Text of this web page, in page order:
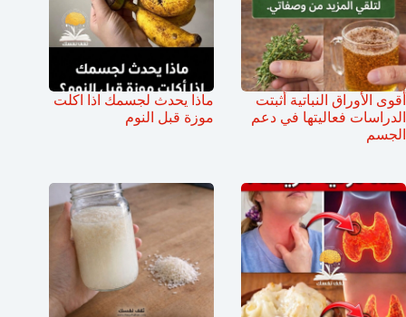
أقوى الأوراق النباتية أثبتت
الدراسات فعاليتها في دعم
الجسم
ماذا يحدث لجسمك اذا اكلت
موزة قبل النوم